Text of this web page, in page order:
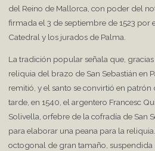
del Reino de Mallorca, con poder del
firmada el 3 de septiembre de 1523 por
Catedral y los jurados de Palma.
La tradición popular señala que,
reliquia del brazo de San Sebastián en
remitió, y el santo se convirtió en
tarde, en 1540, el argentero Francesc
Solivella, orfebre de la cofradía de San
para elaborar una peana para la
octogonal de gran tamaño, suspendida